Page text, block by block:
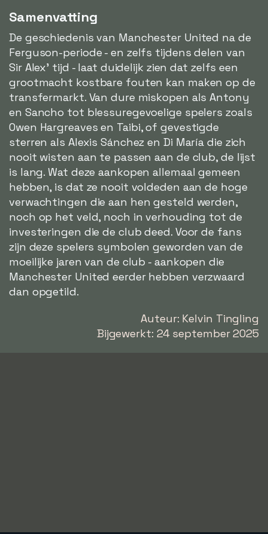
Samenvatting
De geschiedenis van Manchester United na de
Ferguson-periode - en zelfs tijdens delen van
Sir Alex' tijd - laat duidelijk zien dat zelfs een
grootmacht kostbare fouten kan maken op de
transfermarkt. Van dure miskopen als Antony
en Sancho tot blessuregevoelige spelers zoals
Owen Hargreaves en Taibi, of gevestigde
sterren als Alexis Sánchez en Di María die zich
nooit wisten aan te passen aan de club, de lijst
is lang. Wat deze aankopen allemaal gemeen
hebben, is dat ze nooit voldeden aan de hoge
verwachtingen die aan hen gesteld werden,
noch op het veld, noch in verhouding tot de
investeringen die de club deed. Voor de fans
zijn deze spelers symbolen geworden van de
moeilijke jaren van de club - aankopen die
Manchester United eerder hebben verzwaard
dan opgetild.
Auteur: Kelvin Tingling
Bijgewerkt: 24 september 2025